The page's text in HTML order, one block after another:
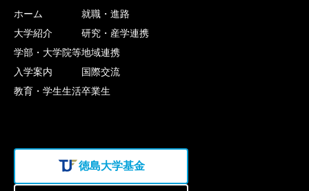
ホーム
大学紹介
学部・大学院等
入学案内
教育・学生生活
就職・進路
研究・産学連携
地域連携
国際交流
卒業生
徳島大学基金